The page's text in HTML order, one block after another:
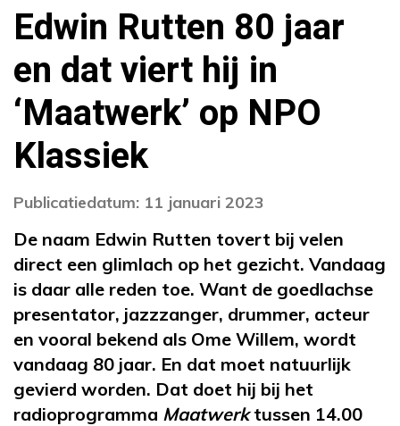
Edwin Rutten 80 jaar
en dat viert hij in
‘Maatwerk’ op NPO
Klassiek
Publicatiedatum: 11 januari 2023
De naam Edwin Rutten tovert bij velen
direct een glimlach op het gezicht. Vandaag
is daar alle reden toe. Want de goedlachse
presentator, jazzzanger, drummer, acteur
en vooral bekend als Ome Willem, wordt
vandaag 80 jaar. En dat moet natuurlijk
gevierd worden. Dat doet hij bij het
radioprogramma Maatwerktussen 14.00